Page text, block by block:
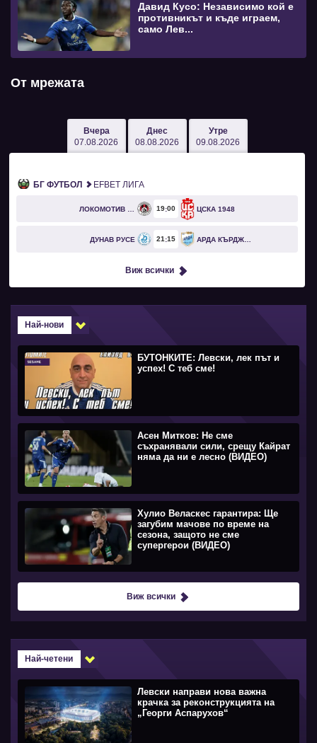
Давид Кусо: Независимо кой е
противникът и къде играем,
само Лев...
От мрежата
Вчера
07.08.2026
Днес
08.08.2026
Утре
09.08.2026
БГ ФУТБОЛ EFBET ЛИГА
ЛОКОМОТИВ СОФИЯ 19 00 ЦСКА 1948
ДУНАВ РУСЕ 21 15 АРДА КЪРДЖАЛИ
Виж всички
Най-нови
БУТОНКИТЕ: Левски, лек път и
успех! С теб сме!
Асен Митков: Не сме
съхранявали сили, срещу Кайрат
няма да ни е лесно (ВИДЕО)
Хулио Веласкес гарантира: Ще
загубим мачове по време на
сезона, защото не сме
супергерои (ВИДЕО)
Виж всички
Най-четени
Левски направи нова важна
крачка за реконструкцията на
„Георги Аспарухов“